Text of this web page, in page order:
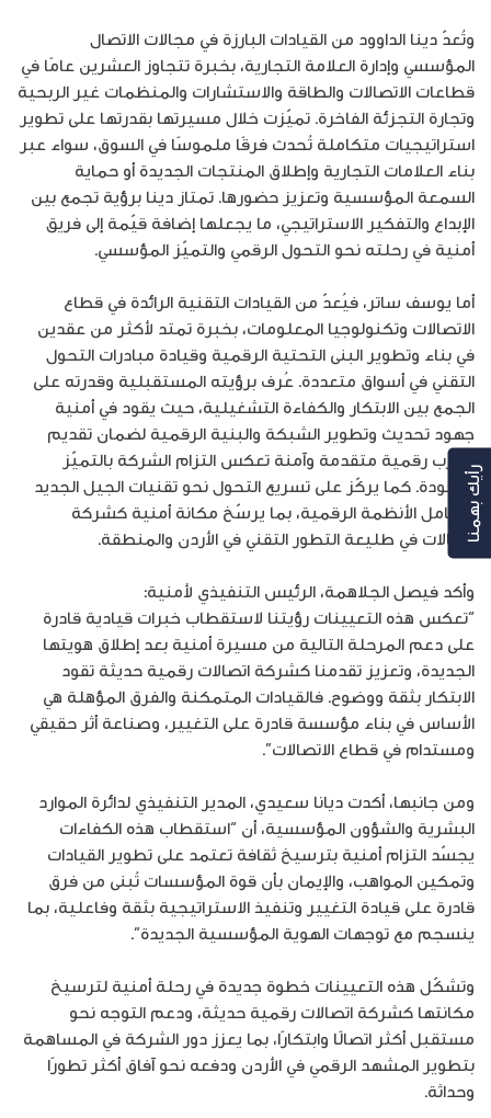
وتُعدّ دينا الداوود من القيادات البارزة في مجالات الاتصال
المؤسسي وإدارة العلامة التجارية، بخبرة تتجاوز العشرين عامًا في
قطاعات الاتصالات والطاقة والاستشارات والمنظمات غير الربحية
وتجارة التجزئة الفاخرة. تميّزت خلال مسيرتها بقدرتها على تطوير
استراتيجيات متكاملة تُحدث فرقًا ملموسًا في السوق، سواء عبر
بناء العلامات التجارية وإطلاق المنتجات الجديدة أو حماية
السمعة المؤسسية وتعزيز حضورها. تمتاز دينا برؤية تجمع بين
الإبداع والتفكير الاستراتيجي، ما يجعلها إضافة قيّمة إلى فريق
أمنية في رحلته نحو التحول الرقمي والتميّز المؤسسي.
أما يوسف ساتر، فيُعدّ من القيادات التقنية الرائدة في قطاع
الاتصالات وتكنولوجيا المعلومات، بخبرة تمتد لأكثر من عقدين
في بناء وتطوير البنى التحتية الرقمية وقيادة مبادرات التحول
التقني في أسواق متعددة. عُرف برؤيته المستقبلية وقدرته على
الجمع بين الابتكار والكفاءة التشغيلية، حيث يقود في أمنية
جهود تحديث وتطوير الشبكة والبنية الرقمية لضمان تقديم
تجارب رقمية متقدمة وآمنة تعكس التزام الشركة بالتميّز
والجودة. كما يركّز على تسريع التحول نحو تقنيات الجيل الجديد
وتكامل الأنظمة الرقمية، بما يرسّخ مكانة أمنية كشركة
اتصالات في طليعة التطور التقني في الأردن والمنطقة.
وأكد فيصل الجلاهمة، الرئيس التنفيذي لأمنية:
“تعكس هذه التعيينات رؤيتنا لاستقطاب خبرات قيادية قادرة
على دعم المرحلة التالية من مسيرة أمنية بعد إطلاق هويتها
الجديدة، وتعزيز تقدمنا كشركة اتصالات رقمية حديثة تقود
الابتكار بثقة ووضوح. فالقيادات المتمكنة والفرق المؤهلة هي
الأساس في بناء مؤسسة قادرة على التغيير، وصناعة أثر حقيقي
ومستدام في قطاع الاتصالات”.
ومن جانبها، أكدت ديانا سعيدي، المدير التنفيذي لدائرة الموارد
البشرية والشؤون المؤسسية، أن “استقطاب هذه الكفاءات
يجسّد التزام أمنية بترسيخ ثقافة تعتمد على تطوير القيادات
وتمكين المواهب، والإيمان بأن قوة المؤسسات تُبنى من فرق
قادرة على قيادة التغيير وتنفيذ الاستراتيجية بثقة وفاعلية، بما
ينسجم مع توجهات الهوية المؤسسية الجديدة”.
وتشكّل هذه التعيينات خطوة جديدة في رحلة أمنية لترسيخ
مكانتها كشركة اتصالات رقمية حديثة، ودعم التوجه نحو
مستقبل أكثر اتصالًا وابتكارًا، بما يعزز دور الشركة في المساهمة
بتطوير المشهد الرقمي في الأردن ودفعه نحو آفاق أكثر تطورًا
وحداثة.
رأيك بهمنا